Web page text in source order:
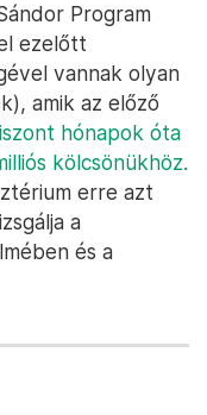
Program
ezelőtt
vannak olyan
amik az előző
hónapok óta
kölcsönükhöz.
erre azt
a
és a